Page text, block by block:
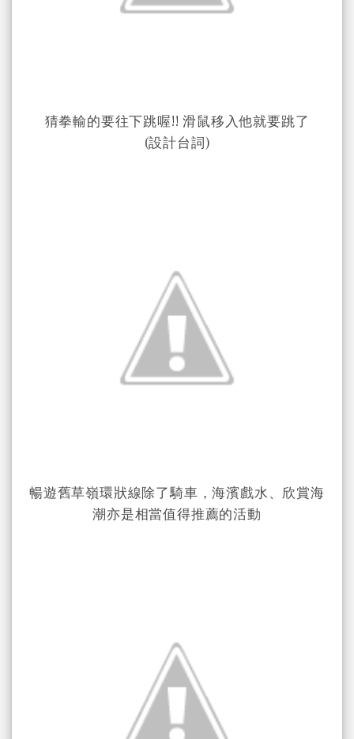
猜拳輸的要往下跳喔!! 滑鼠移入他就要跳了
(設計台詞)
暢遊舊草嶺環狀線除了騎車，海濱戲水、欣賞海
潮亦是相當值得推薦的活動